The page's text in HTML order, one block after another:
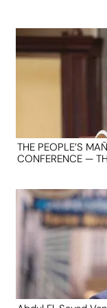
THE PEOPLE’S
CONFERENCE —